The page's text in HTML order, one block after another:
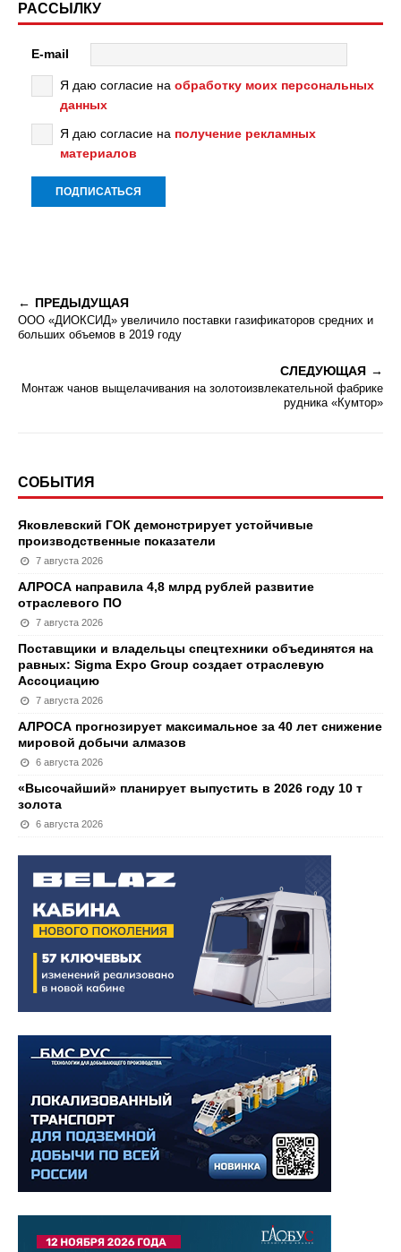
РАССЫЛКУ
E-mail
Я даю согласие на обработку моих персональных
данных
Я даю согласие на получение рекламных
материалов
ПРЕДЫДУЩАЯ
ООО «ДИОКСИД» увеличило поставки газификаторов средних и
больших объемов в 2019 году
СЛЕДУЮЩАЯ
Монтаж чанов выщелачивания на золотоизвлекательной фабрике
рудника «Кумтор»
СОБЫТИЯ
Яковлевский ГОК демонстрирует устойчивые
производственные показатели
7 августа 2026
АЛРОСА направила 4,8 млрд рублей развитие
отраслевого ПО
7 августа 2026
Поставщики и владельцы спецтехники объединятся на
равных: Sigma Expo Group создает отраслевую
Ассоциацию
7 августа 2026
АЛРОСА прогнозирует максимальное за 40 лет снижение
мировой добычи алмазов
6 августа 2026
«Высочайший» планирует выпустить в 2026 году 10 т
золота
6 августа 2026